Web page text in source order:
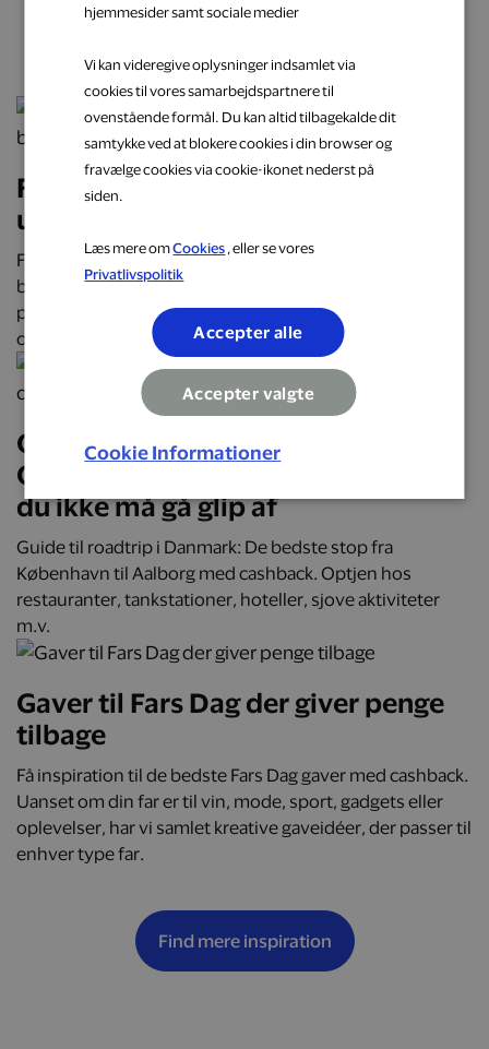
næste oplevelse
Få cashback på hverdagens
udgifter hos populære brands
Få cashback på hverdagens udgifter hos over 2.000
butikker, restauranter og webshops. Optjen automatisk
penge tilbage på alt fra mad og transport til mode, bolig
og faste abonnementer.
Oplev Danmark på roadtrip:
Oplevelser, mad og overnatninger,
du ikke må gå glip af
Guide til roadtrip i Danmark: De bedste stop fra
København til Aalborg med cashback. Optjen hos
restauranter, tankstationer, hoteller, sjove aktiviteter
m.v.
Gaver til Fars Dag der giver penge
tilbage
Få inspiration til de bedste Fars Dag gaver med cashback.
Uanset om din far er til vin, mode, sport, gadgets eller
oplevelser, har vi samlet kreative gaveidéer, der passer til
enhver type far.
Find mere inspiration
hjemmesider samt sociale medier
Vi kan videregive oplysninger indsamlet via
cookies til vores samarbejdspartnere til
ovenstående formål. Du kan altid tilbagekalde dit
samtykke ved at blokere cookies i din browser og
fravælge cookies via cookie-ikonet nederst på
siden.
Læs mere omCookies , eller se vores
Privatlivspolitik
Accepter alle
Accepter valgte
Cookie Informationer